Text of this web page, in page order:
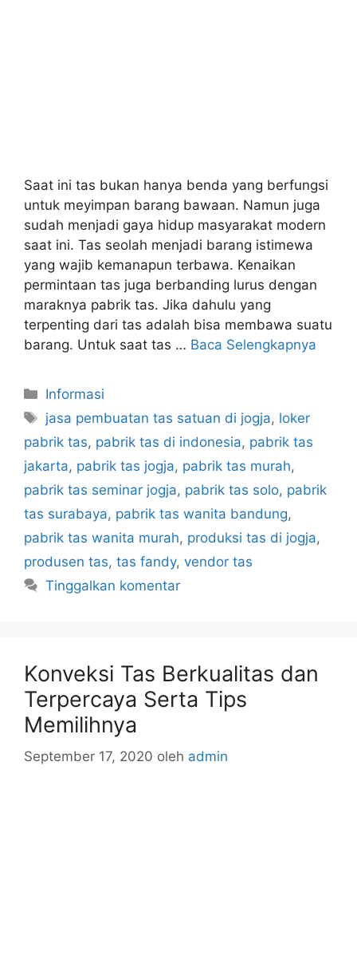
Saat ini tas bukan hanya benda yang berfungsi
untuk meyimpan barang bawaan. Namun juga
sudah menjadi gaya hidup masyarakat modern
saat ini. Tas seolah menjadi barang istimewa
yang wajib kemanapun terbawa. Kenaikan
permintaan tas juga berbanding lurus dengan
maraknya pabrik tas. Jika dahulu yang
terpenting dari tas adalah bisa membawa suatu
barang. Untuk saat tas … Baca Selengkapnya
Kategori
Informasi
Tag
jasa pembuatan tas satuan di jogja, loker
pabrik tas, pabrik tas di indonesia, pabrik tas
jakarta, pabrik tas jogja, pabrik tas murah,
pabrik tas seminar jogja, pabrik tas solo, pabrik
tas surabaya, pabrik tas wanita bandung,
pabrik tas wanita murah, produksi tas di jogja,
produsen tas, tas fandy, vendor tas
Tinggalkan komentar
Konveksi Tas Berkualitas dan
Terpercaya Serta Tips
Memilihnya
September 17, 2020 oleh admin